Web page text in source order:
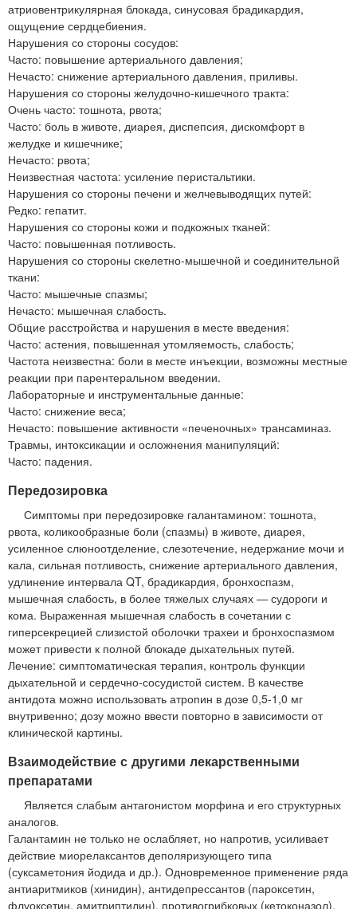
атриовентрикулярная блокада, синусовая брадикардия,
ощущение сердцебиения.
Нарушения со стороны сосудов:
Часто: повышение артериального давления;
Нечасто: снижение артериального давления, приливы.
Нарушения со стороны желудочно-кишечного тракта:
Очень часто: тошнота, рвота;
Часто: боль в животе, диарея, диспепсия, дискомфорт в
желудке и кишечнике;
Нечасто: рвота;
Неизвестная частота: усиление перистальтики.
Нарушения со стороны печени и желчевыводящих путей:
Редко: гепатит.
Нарушения со стороны кожи и подкожных тканей:
Часто: повышенная потливость.
Нарушения со стороны скелетно-мышечной и соединительной
ткани:
Часто: мышечные спазмы;
Нечасто: мышечная слабость.
Общие расстройства и нарушения в месте введения:
Часто: астения, повышенная утомляемость, слабость;
Частота неизвестна: боли в месте инъекции, возможны местные
реакции при парентеральном введении.
Лабораторные и инструментальные данные:
Часто: снижение веса;
Нечасто: повышение активности «печеночных» трансаминаз.
Травмы, интоксикации и осложнения манипуляций:
Часто: падения.
Передозировка
Симптомы при передозировке галантамином: тошнота,
рвота, коликообразные боли (спазмы) в животе, диарея,
усиленное слюноотделение, слезотечение, недержание мочи и
кала, сильная потливость, снижение артериального давления,
удлинение интервала QT, брадикардия, бронхоспазм,
мышечная слабость, в более тяжелых случаях — судороги и
кома. Выраженная мышечная слабость в сочетании с
гиперсекрецией слизистой оболочки трахеи и бронхоспазмом
может привести к полной блокаде дыхательных путей.
Лечение: симптоматическая терапия, контроль функции
дыхательной и сердечно-сосудистой систем. В качестве
антидота можно использовать атропин в дозе 0,5-1,0 мг
внутривенно; дозу можно ввести повторно в зависимости от
клинической картины.
Взаимодействие с другими лекарственными
препаратами
Является слабым антагонистом морфина и его структурных
аналогов.
Галантамин не только не ослабляет, но напротив, усиливает
действие миорелаксантов деполяризующего типа
(суксаметония йодида и др.). Одновременное применение ряда
антиаритмиков (хинидин), антидепрессантов (пароксетин,
флуоксетин, амитриптилин), противогрибковых (кетоконазол),